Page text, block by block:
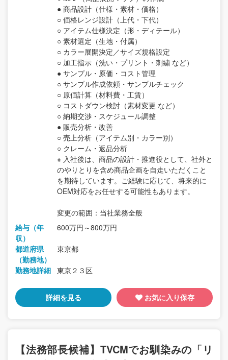
● 商品設計（仕様・素材・価格）
○ 価格レンジ設計（上代・下代）
○ アイテム仕様決定（形・ディテール）
○ 素材選定（生地・付属）
○ カラー展開決定／サイズ規格設定
○ 加工指示（洗い・プリント・刺繍 など）
● サンプル・原価・コスト管理
○ サンプル作成依頼・サンプルチェック
○ 原価計算（材料費・工賃）
○ コストダウン検討（素材変更 など）
○ 納期交渉・スケジュール調整
● 販売分析・改善
○ 売上分析（アイテム別・カラー別）
○ クレーム・返品分析
※ 入社後は、商品の設計・推進役として、社外と
のやりとりを含め商品企画を自走いただくこと
を期待しています。ご経験に応じて、将来的に
OEM対応をお任せする可能性もあります。
変更の範囲：当社業務全般
給与（年
収）
600万円～800万円
都道府県
（勤務地）
東京都
勤務地詳細 東京２３区
詳細を見る お気に入り保存
【法務部長候補】TVCMでお馴染みの「リ